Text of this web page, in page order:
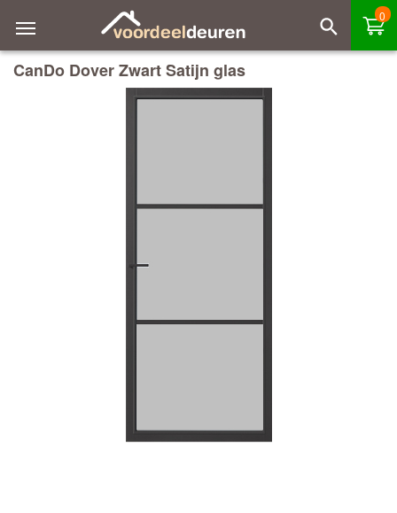
0
CanDo Dover Zwart Satijn glas